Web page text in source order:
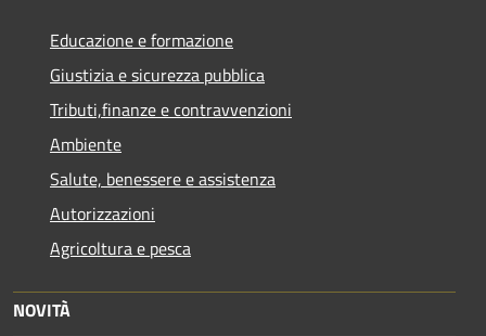
Educazione e formazione
Giustizia e sicurezza pubblica
Tributi,finanze e contravvenzioni
Ambiente
Salute, benessere e assistenza
Autorizzazioni
Agricoltura e pesca
NOVITÀ